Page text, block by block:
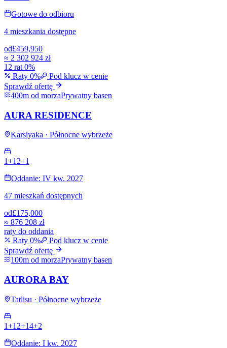
Gotowe do odbioru
4 mieszkania dostępne
od£459,950
≈ 2 302 924 zł
12 rat 0%
Raty 0%
Pod klucz w cenie
Sprawdź ofertę
400m od morzaPrywatny basen
AURA RESIDENCE
Karsiyaka · Północne wybrzeże
1+1 2+1
Oddanie: IV kw. 2027
47 mieszkań dostępnych
od£175,000
≈ 876 208 zł
raty do oddania
Raty 0%
Pod klucz w cenie
Sprawdź ofertę
100m od morzaPrywatny basen
AURORA BAY
Tatlisu · Północne wybrzeże
1+1 2+14+2
Oddanie: I kw. 2027